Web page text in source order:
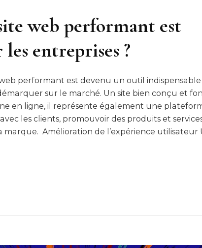
web performant est
entreprises ?
performant est devenu un outil
sur le marché. Un site bien conçu et
en ligne, il représente également une
les clients, promouvoir des produits et
Amélioration de l’expérience utilisateur